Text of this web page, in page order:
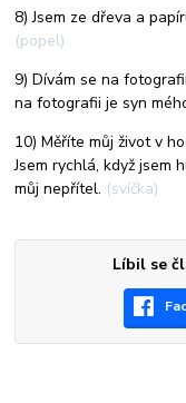
8) Jsem ze dřeva a
(popel)
9) Dívám se na
na fotografii je syn
10) Měříte můj život v
Jsem rychlá, když jsem
můj nepřítel. (svíčka)
Líbil se